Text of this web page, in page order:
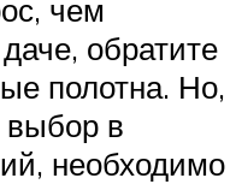
чем
обратите
полотна. Но,
выбор в
необходимо